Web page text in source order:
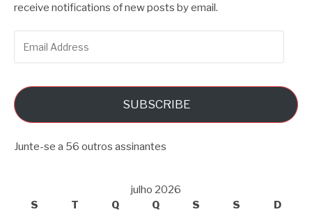
receive notifications of new posts by email.
Address
SUBSCRIBE
Junte-se a 56 outros assinantes
julho 2026
S
T Q Q S S
D